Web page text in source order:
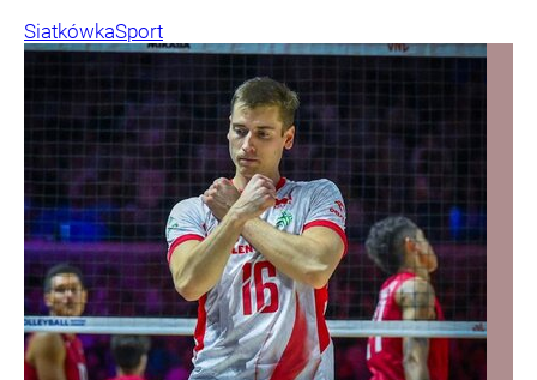
SiatkówkaSport